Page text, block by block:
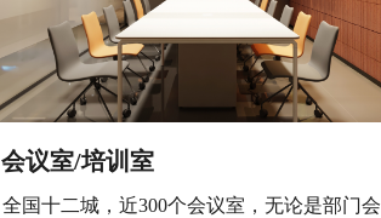
会议室/培训室
全国十二城，近300个会议室，无论是部门会